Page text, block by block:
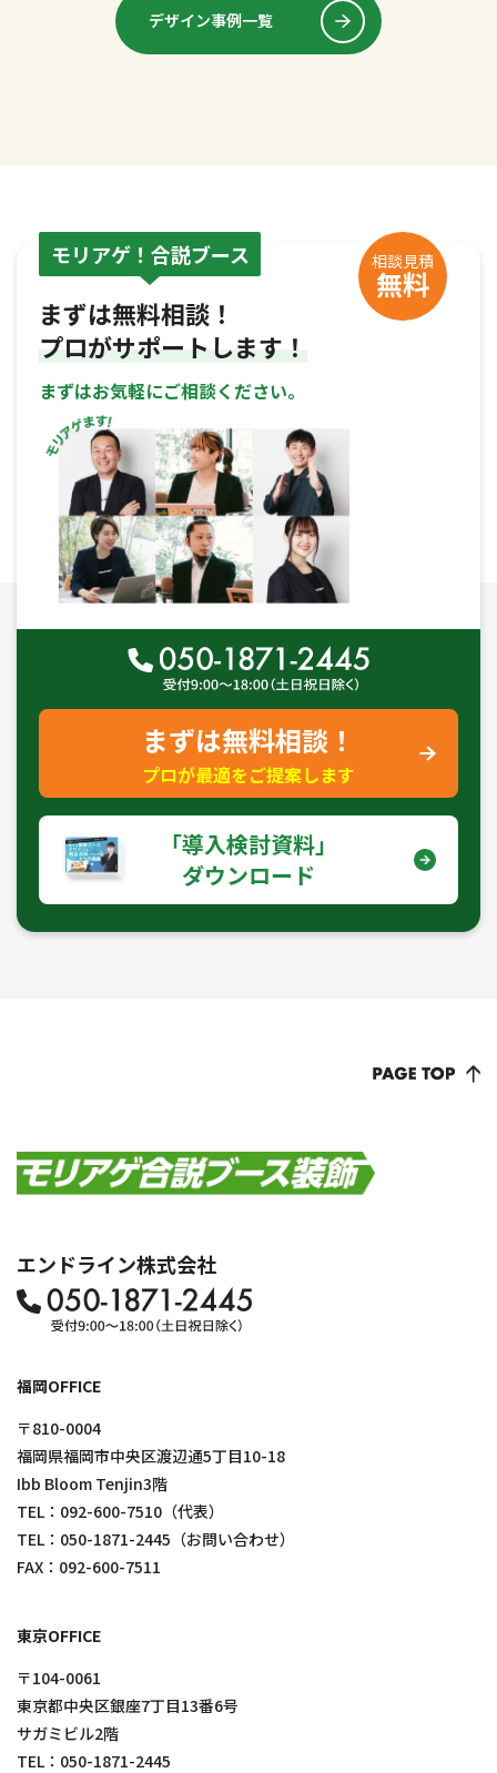
デザイン事例一覧
モリアゲ！合説ブース 相談見積
無料
まずは無料相談！
プロがサポートします！
まずはお気軽にご相談ください。
まずは無料相談！
プロが最適をご提案します
｢導入検討資料｣
ダウンロード
エンドライン株式会社
福岡OFFICE
〒810-0004
福岡県福岡市中央区渡辺通5丁目10-18
Ibb Bloom Tenjin3階
TEL： 092-600-7510 （代表）
TEL： 050-1871-2445 （お問い合わせ）
FAX：092-600-7511
東京OFFICE
〒104-0061
東京都中央区銀座7丁目13番6号
サガミビル2階
TEL： 050-1871-2445